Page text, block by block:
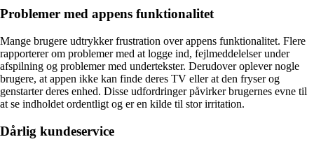
Problemer med appens funktionalitet
Mange brugere udtrykker frustration over appens funktionalitet. Flere
rapporterer om problemer med at logge ind, fejlmeddelelser under
afspilning og problemer med undertekster. Derudover oplever nogle
brugere, at appen ikke kan finde deres TV eller at den fryser og
genstarter deres enhed. Disse udfordringer påvirker brugernes evne til
at se indholdet ordentligt og er en kilde til stor irritation.
Dårlig kundeservice